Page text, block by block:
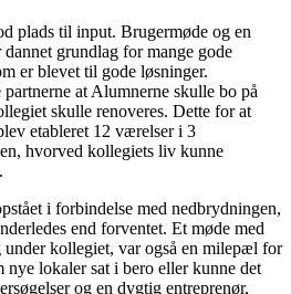
plads til input. Brugermøde og en
grundlag for mange gode
er blevet til gode løsninger.
at Alumnerne skulle bo på
skulle renoveres. Dette for at
etableret 12 værelser i 3
hvorved kollegiets liv kunne
i forbindelse med nedbrydningen,
end forventet. Et møde med
kollegiet, var også en milepæl for
lokaler sat i bero eller kunne det
og en dygtig entreprenør,